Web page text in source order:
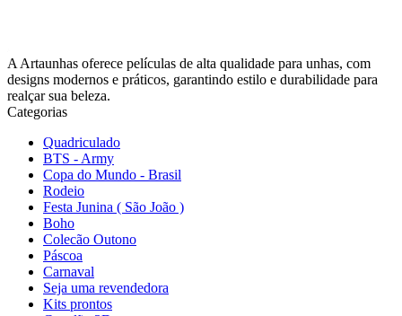
A Artaunhas oferece películas de alta qualidade para unhas, com
designs modernos e práticos, garantindo estilo e durabilidade para
realçar sua beleza.
Categorias
Quadriculado
BTS - Army
Copa do Mundo - Brasil
Rodeio
Festa Junina ( São João )
Boho
Colecão Outono
Páscoa
Carnaval
Seja uma revendedora
Kits prontos